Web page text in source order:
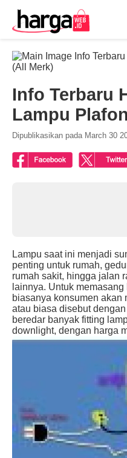
Info Terbaru
Lampu
Dipublikasikan pada March 30
Lampu saat ini menjadi
penting untuk rumah,
rumah sakit, hingga jalan
lainnya. Untuk
biasanya konsumen akan
atau biasa disebut
beredar banyak fitting
downlight, dengan harga